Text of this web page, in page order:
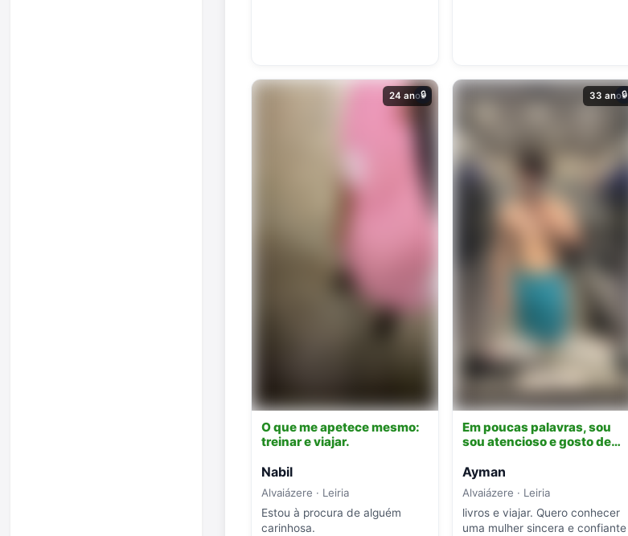
24 anos
🔒
O que me apetece mesmo:
treinar e viajar.
Nabil
Alvaiázere · Leiria
Estou à procura de alguém
carinhosa.
33 anos
🔒
Em poucas palavras, sou
sou atencioso e gosto de…
Ayman
Alvaiázere · Leiria
livros e viajar. Quero conhecer
uma mulher sincera e confiante